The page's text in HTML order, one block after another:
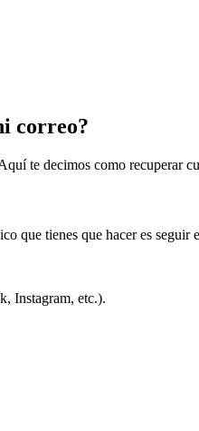
correo?
te decimos como recuperar
que tienes que hacer es seguir
Instagram, etc.).